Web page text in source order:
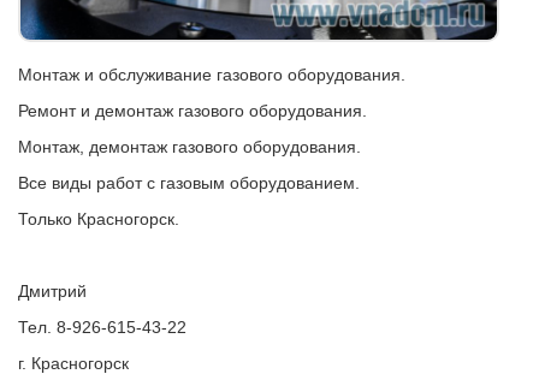
Монтаж и обслуживание газового оборудования.
Ремонт и демонтаж газового оборудования.
Монтаж, демонтаж газового оборудования.
Все виды работ с газовым оборудованием.
Только Красногорск.
Дмитрий
Тел. 8-926-615-43-22
г. Красногорск